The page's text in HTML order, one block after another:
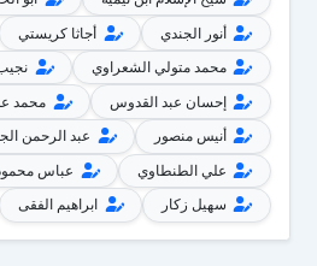
أنور الجندي
أجاثا كريستي
محمد متولي الشعراوي
إحسان عبد القدوس
محمد
أنيس منصور
عبد الرحمن
علي الطنطاوي
عباس محمود
سهيل زكار
ابراهيم الفقى